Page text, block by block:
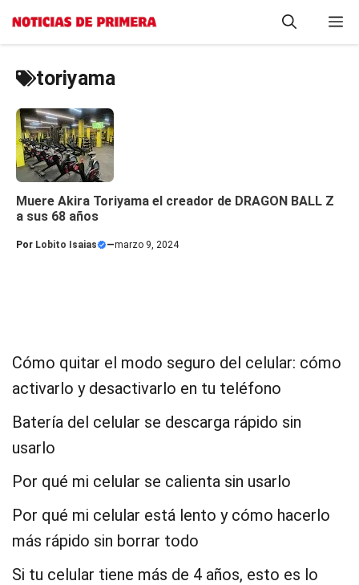
Saltar
toriyama
Muere Akira Toriyama el creador de DRAGON BALL Z
a sus 68 años
Por Lobito Isaias —marzo 9, 2024
Cómo quitar el modo seguro del celular: cómo
activarlo y desactivarlo en tu teléfono
Batería del celular se descarga rápido sin
usarlo
Por qué mi celular se calienta sin usarlo
Por qué mi celular está lento y cómo hacerlo
más rápido sin borrar todo
Si tu celular tiene más de 4 años, esto es lo